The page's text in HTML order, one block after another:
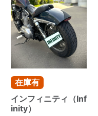
在庫有
インフィニティ（Inf
inity）